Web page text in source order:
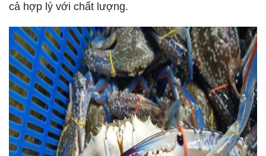
cả hợp lý với chất lượng.